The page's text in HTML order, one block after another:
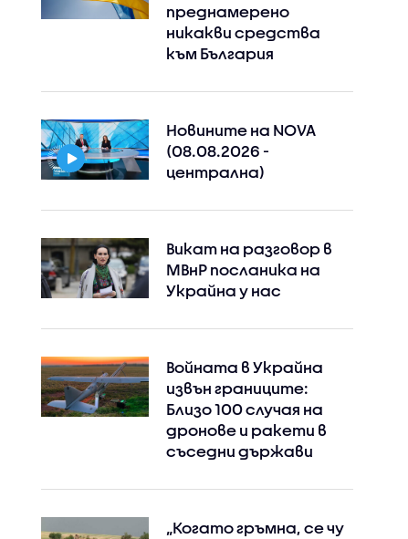
преднамерено
никакви средства
към България
Новините на NOVA
(08.08.2026 -
централна)
Викат на разговор в
МВнР посланика на
Украйна у нас
Войната в Украйна
извън границите:
Близо 100 случая на
дронове и ракети в
съседни държави
„Когато гръмна, се чу